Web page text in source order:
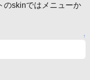
のskinではメニューか
↑